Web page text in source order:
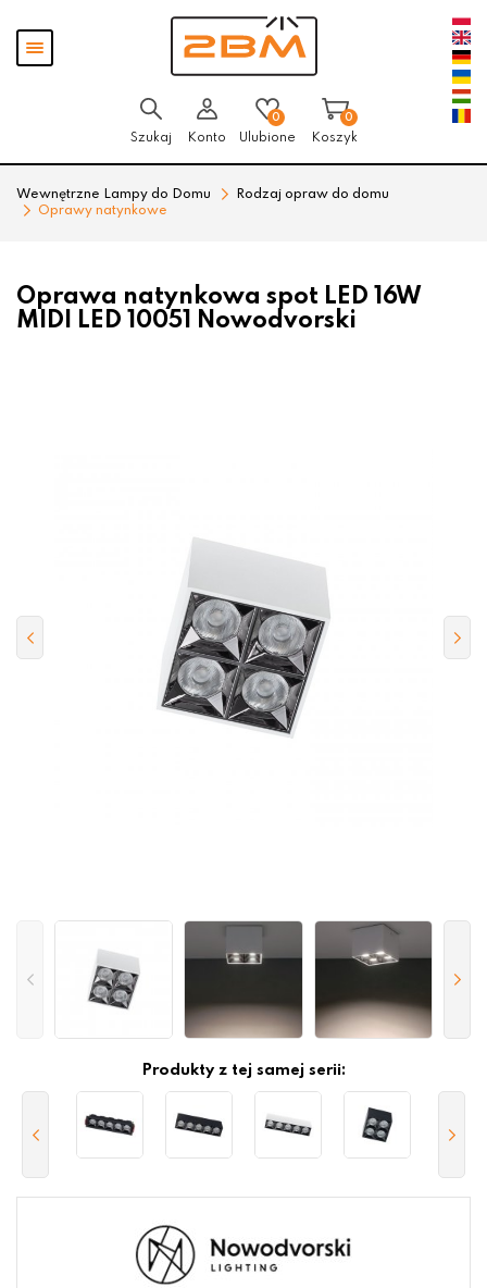
Pokaż
menu
Szukaj Konto
0
Ulubione
0
Koszyk
Wewnętrzne Lampy do Domu
Rodzaj opraw do domu
Oprawy natynkowe
Oprawa natynkowa spot LED 16W
MIDI LED 10051 Nowodvorski
Produkty z tej samej serii: